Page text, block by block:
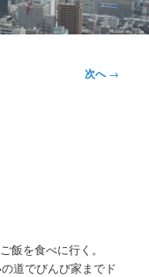
次へ→
飯を食べに行く。
道でびんび家までド